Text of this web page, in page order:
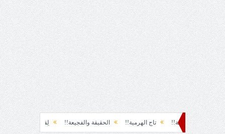
سياسة!! تاج الهرمية!! الحقيقة والفجيعة!! لِقاءُ في المَطَرِ! أين